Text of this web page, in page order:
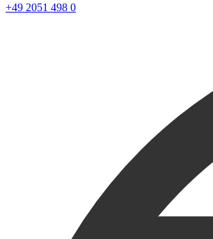
+49 2051 498 0